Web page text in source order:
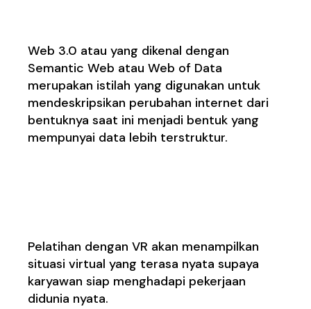
Web 3.0 atau yang dikenal dengan
Semantic Web atau Web of Data
merupakan istilah yang digunakan untuk
mendeskripsikan perubahan internet dari
bentuknya saat ini menjadi bentuk yang
mempunyai data lebih terstruktur.
Pelatihan dengan VR akan menampilkan
situasi virtual yang terasa nyata supaya
karyawan siap menghadapi pekerjaan
didunia nyata.